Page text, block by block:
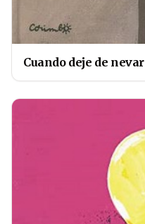
Cuando deje de nevar